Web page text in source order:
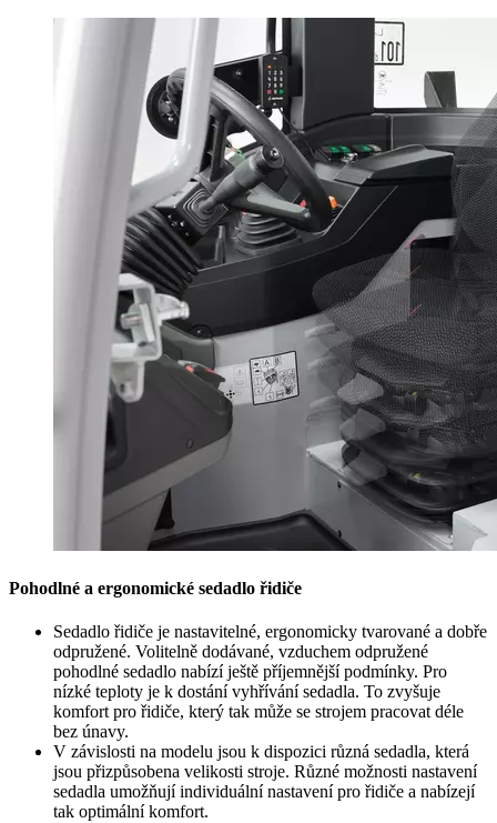
Pohodlné a ergonomické sedadlo řidiče
Sedadlo řidiče je nastavitelné, ergonomicky tvarované a dobře
odpružené. Volitelně dodávané, vzduchem odpružené
pohodlné sedadlo nabízí ještě příjemnější podmínky. Pro
nízké teploty je k dostání vyhřívání sedadla. To zvyšuje
komfort pro řidiče, který tak může se strojem pracovat déle
bez únavy.
V závislosti na modelu jsou k dispozici různá sedadla, která
jsou přizpůsobena velikosti stroje. Různé možnosti nastavení
sedadla umožňují individuální nastavení pro řidiče a nabízejí
tak optimální komfort.